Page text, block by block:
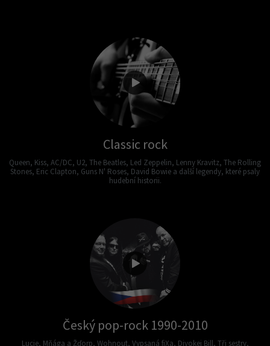
Classic rock
Queen, Kiss, AC/DC, U2, The Beatles, Led Zeppelin, Lenny Kravitz, The Rolling
Stones, Eric Clapton, Guns N' Roses, David Bowie a další legendy, které psaly
hudební historii.
Český pop-rock 1990-2010
Lucie, Mňága a Žďorp, Wohnout, Vypsaná fiXa, Divokej Bill, Tři sestry,